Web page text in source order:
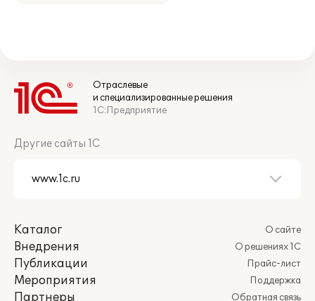
Отраслевые
и специализированные решения
1С:Предприятие
Другие сайты 1С
Каталог
Внедрения
Публикации
Мероприятия
Партнеры
О сайте
О решениях 1С
Прайс-лист
Поддержка
Обратная связь